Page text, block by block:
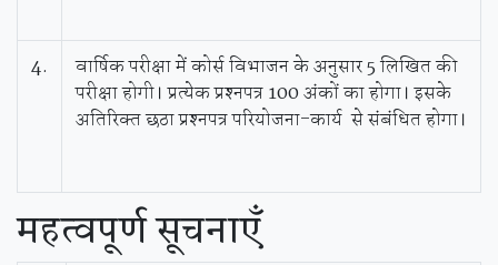
4.
वार्षिक परीक्षा में कोर्स विभाजन के अनुसार 5 लिखित की
परीक्षा होगी। प्रत्‍येक प्रश्‍नपत्र 100 अंकों का होगा। इसके
अतिरिक्‍त छठा प्रश्‍नपत्र परियोजना-कार्य से संबंधित होगा।
महत्वपूर्णसूचनाएँ